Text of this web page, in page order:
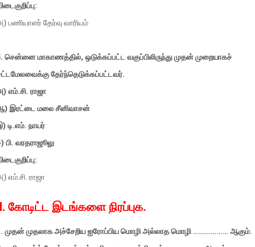
பணியாளர் தேர்வு வாரியம்
சென்னை மாகாணத்தில், ஒடுக்கப்பட்ட வகுப்பிலிருந்து முதன் முறையாகச்
தேர்ந்தெடுக்கப்பட்டவர்.
எம்.சி. ராஜா
இரட்டை மலை சீனிவாசன்
டி.எம். நாயர்
பி. வரதராஜூலு
எம்.சி. ராஜா
கோடிட்ட இடங்களை நிரப்புக.
முதன் முதலாக அச்சேறிய ஐரோப்பிய மொழி அல்லாத மொழி ……………… ஆகும்.